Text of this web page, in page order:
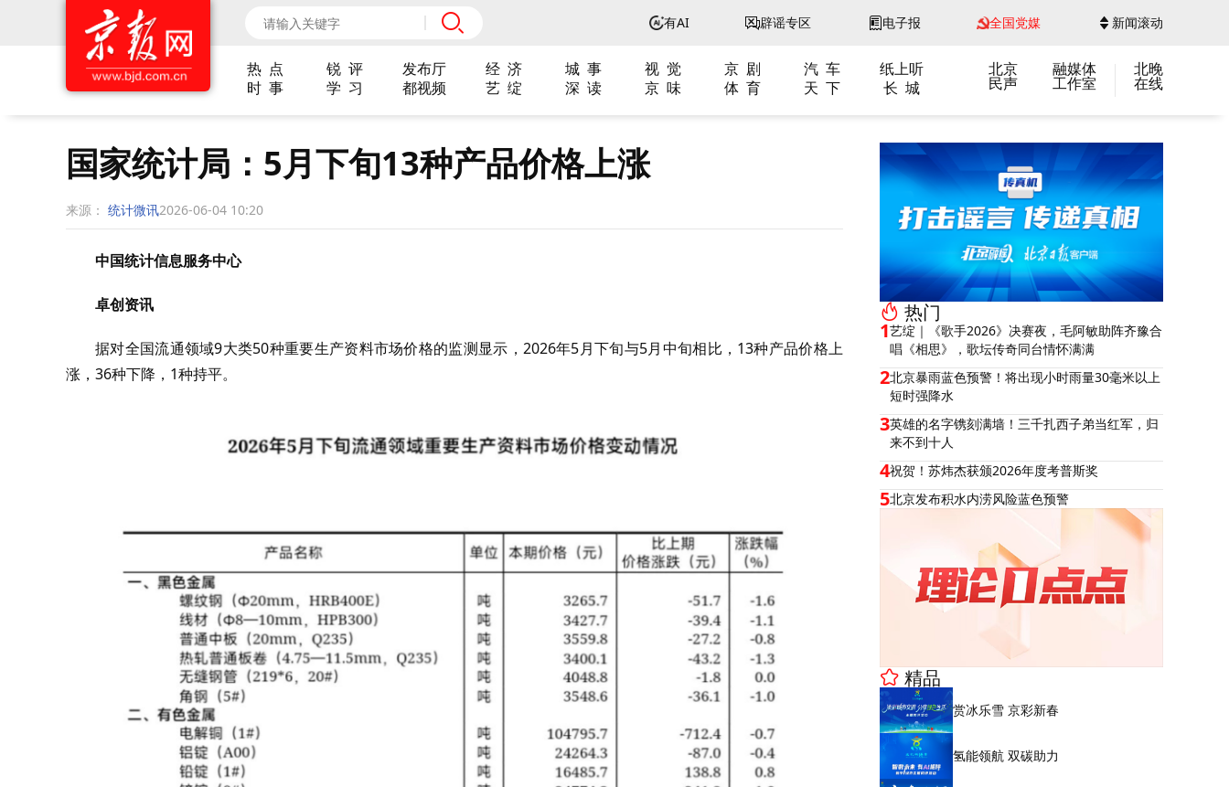
有AI 辟谣专区 电子报 全国党媒 新闻滚动
热 点 锐 评 发布厅 经 济 城 事 视 觉 京 剧 汽 车
纸上听
时 事
学 习 都视频 艺 绽 深 读 京 味 体 育 天 下 长 城
北京
民声
融媒体
工作室
北晚
在线
国家统计局：5月下旬13种产品价格上涨
来源： 统计微讯2026-06-04 10:20
中国统计信息服务中心
卓创资讯
据对全国流通领域9大类50种重要生产资料市场价格的监测显示，2026年5月下旬与5月中旬相比，13种产品价格上
涨，36种下降，1种持平。
热门
1艺绽｜《歌手2026》决赛夜，毛阿敏助阵齐豫合
唱《相思》，歌坛传奇同台情怀满满
2北京暴雨蓝色预警！将出现小时雨量30毫米以上
短时强降水
3英雄的名字镌刻满墙！三千扎西子弟当红军，归
来不到十人
4祝贺！苏炜杰获颁2026年度考普斯奖
5北京发布积水内涝风险蓝色预警
精品
赏冰乐雪 京彩新春
氢能领航 双碳助力